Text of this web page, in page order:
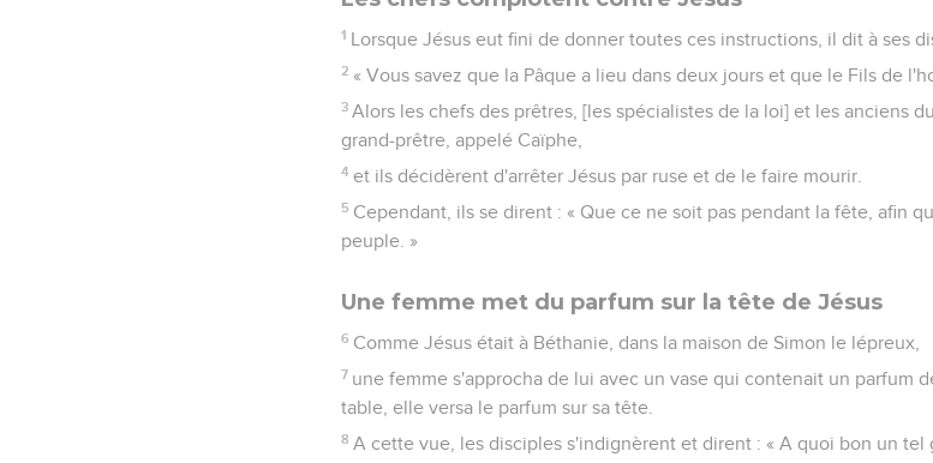
1 Lorsque Jésus eut fini de donner toutes ces instructions, il dit à ses
2 « Vous savez que la Pâque a lieu dans deux jours et que le Fils de
3 Alors les chefs des prêtres, [les spécialistes de la loi] et les anciens
grand-prêtre, appelé Caïphe,
4 et ils décidèrent d'arrêter Jésus par ruse et de le faire mourir.
5 Cependant, ils se dirent : « Que ce ne soit pas pendant la fête, afin
peuple. »
Une femme met du parfum sur la tête de Jésus
6 Comme Jésus était à Béthanie, dans la maison de Simon le lépreux,
7 une femme s'approcha de lui avec un vase qui contenait un parfum
table, elle versa le parfum sur sa tête.
8 A cette vue, les disciples s'indignèrent et dirent : « A quoi bon un tel